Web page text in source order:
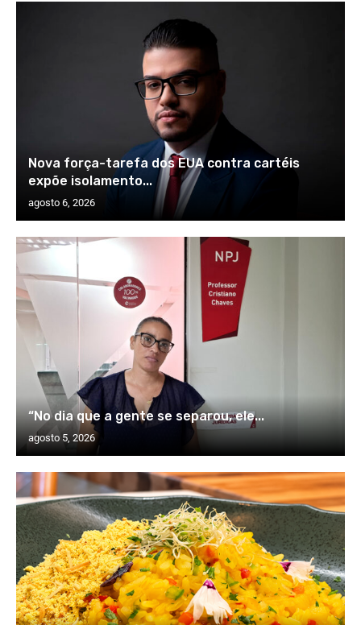
Nova força-tarefa dos EUA contra cartéis
expõe isolamento...
agosto 6, 2026
“No dia que a gente se separou, ele...
agosto 5, 2026